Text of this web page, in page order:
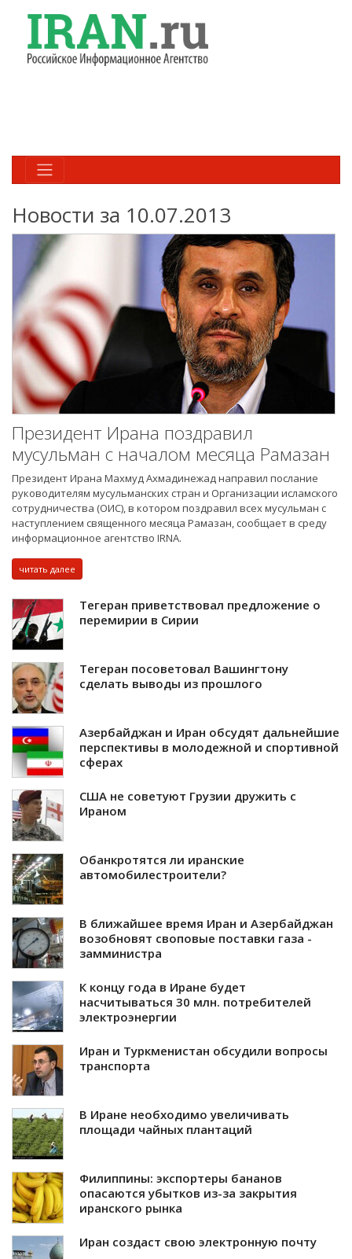
Новости за 10.07.2013
Президент Ирана поздравил
мусульман с началом месяца Рамазан
Президент Ирана Махмуд Ахмадинежад направил послание
руководителям мусульманских стран и Организации исламского
сотрудничества (ОИС), в котором поздравил всех мусульман с
наступлением священного месяца Рамазан, сообщает в среду
информационное агентство IRNA.
читать далее
Тегеран приветствовал предложение о
перемирии в Сирии
Тегеран посоветовал Вашингтону
сделать выводы из прошлого
Азербайджан и Иран обсудят дальнейшие
перспективы в молодежной и спортивной
сферах
США не советуют Грузии дружить с
Ираном
Обанкротятся ли иранские
автомобилестроители?
В ближайшее время Иран и Азербайджан
возобновят своповые поставки газа -
замминистра
К концу года в Иране будет
насчитываться 30 млн. потребителей
электроэнергии
Иран и Туркменистан обсудили вопросы
транспорта
В Иране необходимо увеличивать
площади чайных плантаций
Филиппины: экспортеры бананов
опасаются убытков из-за закрытия
иранского рынка
Иран создаст свою электронную почту